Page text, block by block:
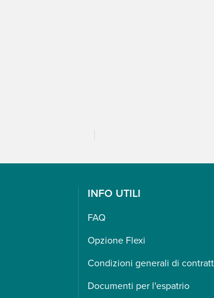
INFO UTILI
FAQ
Opzione Flexi
Condizioni generali di
Documenti per l'espatrio